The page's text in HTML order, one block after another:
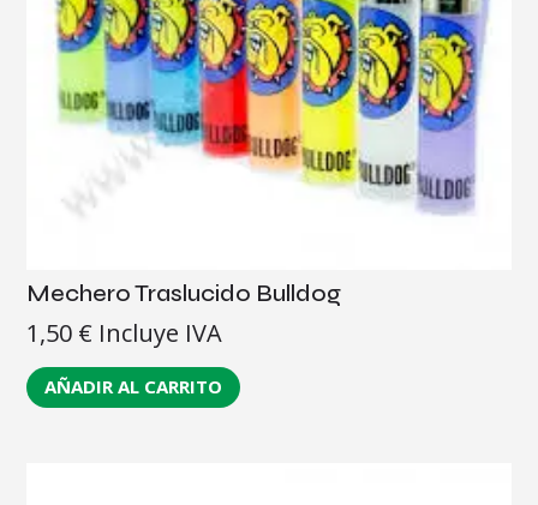
Mechero Traslucido Bulldog
1,50 € Incluye IVA
AÑADIR AL CARRITO